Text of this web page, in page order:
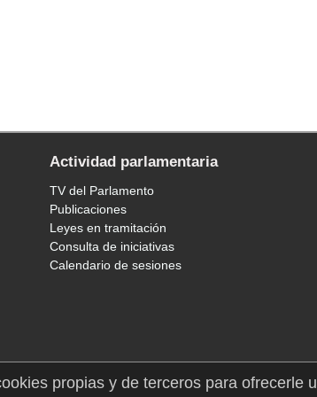
Actividad parlamentaria
TV del Parlamento
Publicaciones
Leyes en tramitación
Consulta de iniciativas
Calendario de sesiones
propias y de terceros para